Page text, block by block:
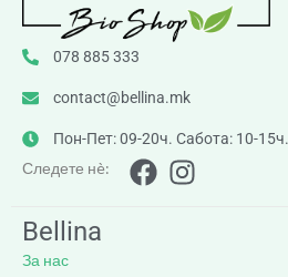
078 885 333
contact@bellina.mk
Пон-Пет: 09-20ч. Сабота: 10-15ч.
Следете нè:
Bellina
За нас